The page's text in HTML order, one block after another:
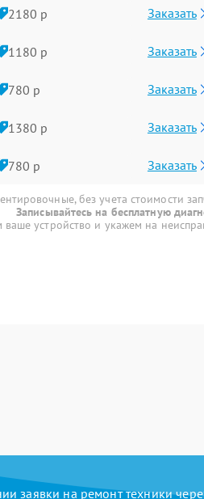
2180 р Заказать
1180 р Заказать
780 р Заказать
1380 р Заказать
780 р Заказать
без учета стоимости
Записывайтесь на бесплатную
устройство и укажем на
заявки на ремонт техники